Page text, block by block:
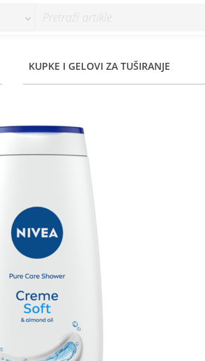
KUPKE I GELOVI ZA TUŠIRANJE